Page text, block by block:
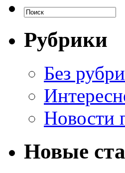
Рубрики
Без
Новости
Новые